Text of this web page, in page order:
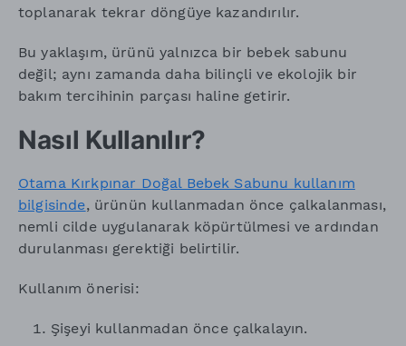
toplanarak tekrar döngüye kazandırılır.
Bu yaklaşım, ürünü yalnızca bir bebek sabunu
değil; aynı zamanda daha bilinçli ve ekolojik bir
bakım tercihinin parçası haline getirir.
Nasıl Kullanılır?
Otama Kırkpınar Doğal Bebek Sabunu kullanım
bilgisinde, ürünün kullanmadan önce çalkalanması,
nemli cilde uygulanarak köpürtülmesi ve ardından
durulanması gerektiği belirtilir.
Kullanım önerisi:
Şişeyi kullanmadan önce çalkalayın.